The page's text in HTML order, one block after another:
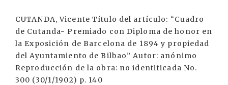
CUTANDA, Vicente Título del artículo: “Cuadro
de Cutanda- Premiado con Diploma de honor en
la Exposición de Barcelona de 1894 y propiedad
del Ayuntamiento de Bilbao” Autor: anónimo
Reproducción de la obra: no identificada No.
300 (30/1/1902) p. 140